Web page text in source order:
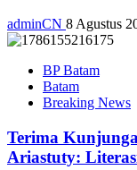
adminCN 8 Agustus
BP Batam
Batam
Breaking News
Terima
Ariastuty: